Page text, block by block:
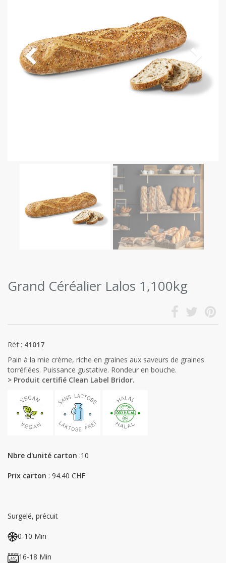
Grand Céréalier Lalos 1,100kg
Réf : 41017
Pain à la mie crème, riche en graines aux saveurs de graines
torréfiées. Puissance gustative. Rondeur en bouche.
> Produit certifié Clean Label Bridor.
Nbre d'unité carton :10
Prix carton : 94.40 CHF
Surgelé, précuit
0-10 Min
16-18 Min